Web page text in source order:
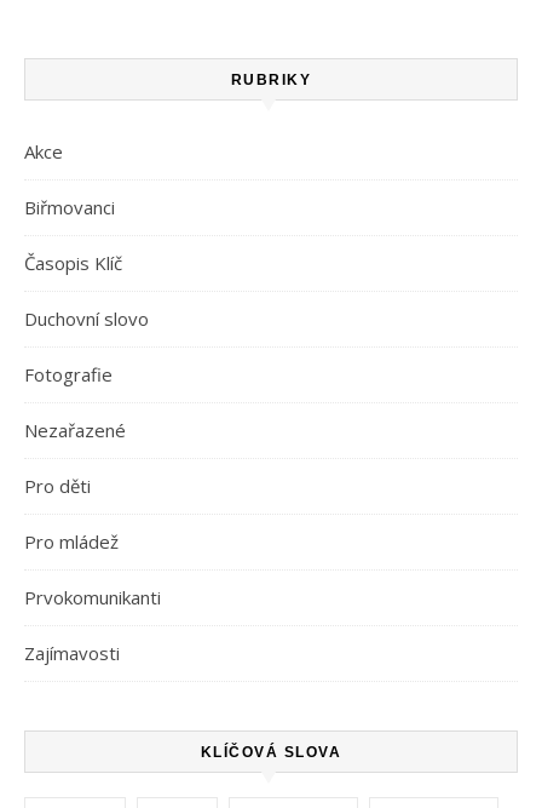
RUBRIKY
Akce
Biřmovanci
Časopis Klíč
Duchovní slovo
Fotografie
Nezařazené
Pro děti
Pro mládež
Prvokomunikanti
Zajímavosti
KLÍČOVÁ SLOVA